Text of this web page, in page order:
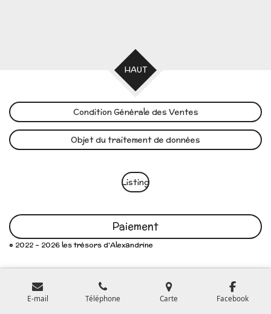
HAUT
Condition Générale des Ventes
Objet du traitement de données
Listing
Paiement
© 2022 - 2026 les trésors d'Alexandrine
E-mail Téléphone Carte Facebook